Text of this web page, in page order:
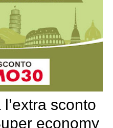
sconto
economy